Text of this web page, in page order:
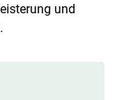
und